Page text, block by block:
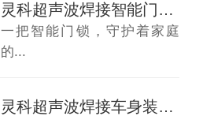
灵科超声波焊接智能门锁外壳：不止是坚固，更...
一把智能门锁，守护着家庭
的...
灵科超声波焊接车身装饰条：不止是美观，更是...